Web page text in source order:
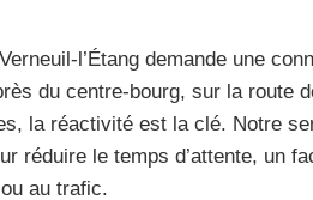
l’Étang demande une
du centre-bourg, sur la route
la réactivité est la clé. Notre
réduire le temps d’attente, un
au trafic.